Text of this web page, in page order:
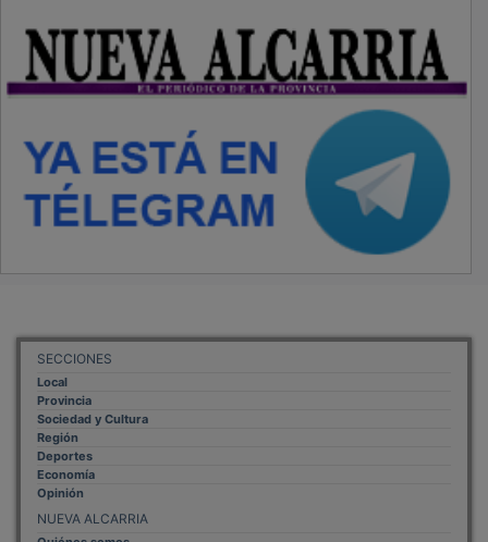
SECCIONES
Local
Provincia
Sociedad y Cultura
Región
Deportes
Economía
Opinión
NUEVA ALCARRIA
Quiénes somos